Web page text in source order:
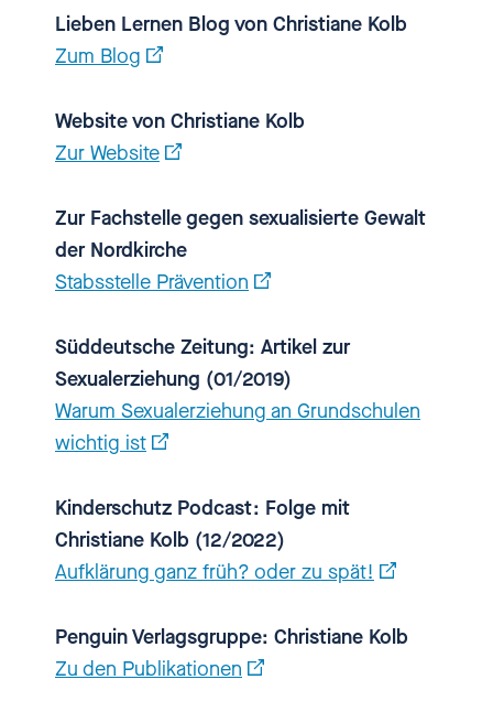
[00:01:44.700] - Nadia Kailouli
Christiane Kolb, herzlich
willkommen bei einbiszwei!.
[00:01:47.260] - Christiane Kolb
Vielen Dank. Ich freue mich, dass
[00:01:49.510] - Nadia Kailouli
Schön, dass du da bist. Ich will
direkt mal den Titel deines
Buches vorlesen, und zwar:
„Aufklärung von Anfang an: Mit
Kindern über Körper, Gefühle und
Sexualität sprechen“. Und da
habe ich mir gedacht: Huch,
kann das nicht Eltern direkt
abschrecken, wenn sie das so
Lieben Lernen Blog von Christiane Kolb
Zum Blog
Website von Christiane Kolb
Zur Website
Zur Fachstelle gegen sexualisierte Gewalt
der Nordkirche
Stabsstelle Prävention
Süddeutsche Zeitung: Artikel zur
Sexualerziehung (01/2019)
Warum Sexualerziehung an Grundschulen
wichtig ist
Kinderschutz Podcast: Folge mit
Christiane Kolb (12/2022)
Aufklärung ganz früh? oder zu spät!
Penguin Verlagsgruppe: Christiane Kolb
Zu den Publikationen